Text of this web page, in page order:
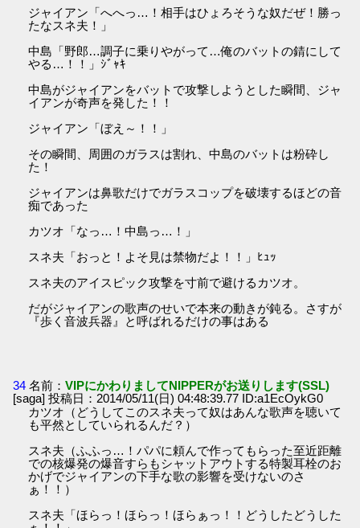
ジャイアン「へへっ…！相手はひょろそうな奴だぜ！勝っ
たなスネ夫！」
中島「野郎…調子に乗りやがって…俺のバットの錆にして
やる…！！」ｼﾞｬｷ
中島がジャイアンをバットで攻撃しようとした瞬間、ジャ
イアンが奇声を発した！！
ジャイアン「ぼえ～！！」
その瞬間、周囲のガラスは割れ、中島のバットは粉砕し
た！
ジャイアンは鼻歌だけでガラスコップを破壊するほどの音
痴であった
カツオ「なっ…！中島っ…！」
スネ夫「おっと！よそ見は禁物だよ！！」ﾋｭｯ
スネ夫のアイスピック攻撃を寸前で避けるカツオ。
だがジャイアンの歌声のせいで本来の動きが鈍る。さすが
『歩く音波兵器』と呼ばれるだけの事はある
34 名前：VIPにかわりましてNIPPERがお送りします(SSL)
[saga] 投稿日：2014/05/11(日) 04:48:39.77 ID:a1EcOykG0
カツオ（どうしてこのスネ夫って奴はあんな歌声を聴いて
も平然としていられるんだ？）
スネ夫（ふふっ…！パパに頼んで作ってもらった至近距離
での核爆発の爆音すらもシャットアウトする特製耳栓のお
かげでジャイアンの下手な歌の影響を受けないのさ
ぁ！！）
スネ夫「ほらっ！ほらっ！ほらぁっ！！どうしたどうした